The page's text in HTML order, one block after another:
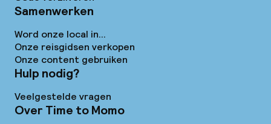
Samenwerken
Word onze local in...
Onze reisgidsen verkopen
Onze content gebruiken
Hulp nodig?
Veelgestelde vragen
Over Time to Momo